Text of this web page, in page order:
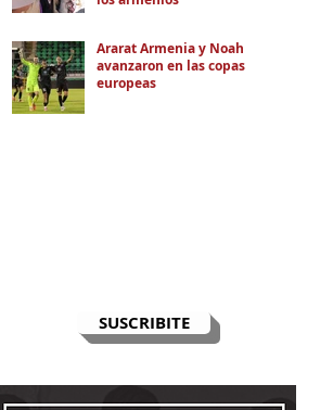
SUSCRIBITE
Ararat Armenia y Noah
avanzaron en las copas
europeas